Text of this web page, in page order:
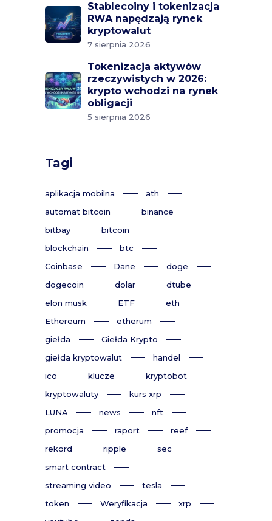
Stablecoiny i tokenizacja
RWA napędzają rynek
kryptowalut
7 sierpnia 2026
Tokenizacja aktywów
rzeczywistych w 2026:
krypto wchodzi na rynek
obligacji
5 sierpnia 2026
Tagi
aplikacja mobilna
ath
automat bitcoin
binance
bitbay
bitcoin
blockchain
btc
Coinbase
Dane
doge
dogecoin
dolar
dtube
elon musk
ETF
eth
Ethereum
etherum
giełda
Giełda Krypto
giełda kryptowalut
handel
ico
klucze
kryptobot
kryptowaluty
kurs xrp
LUNA
news
nft
promocja
raport
reef
rekord
ripple
sec
smart contract
streaming video
tesla
token
Weryfikacja
xrp